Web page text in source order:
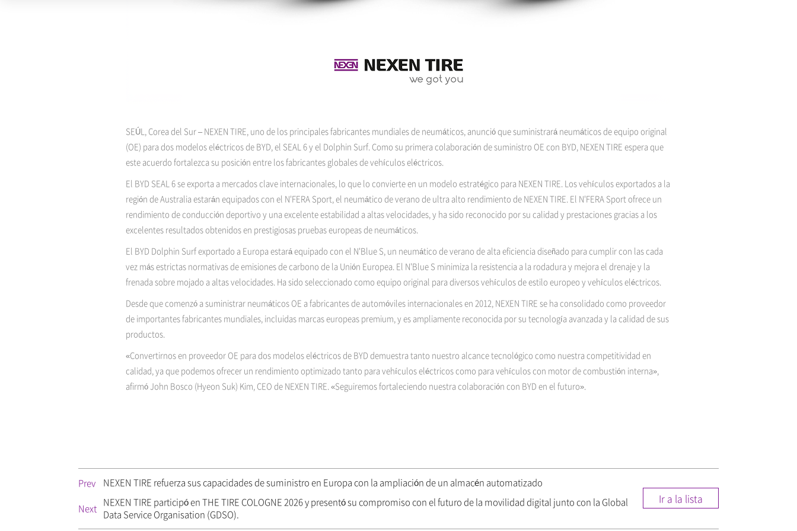
SEÚL, Corea del Sur – NEXEN TIRE, uno de los principales fabricantes mundiales de neumáticos, anunció que suministrará neumáticos de equipo original
(OE) para dos modelos eléctricos de BYD, el SEAL 6 y el Dolphin Surf. Como su primera colaboración de suministro OE con BYD, NEXEN TIRE espera que
este acuerdo fortalezca su posición entre los fabricantes globales de vehículos eléctricos.
El BYD SEAL 6 se exporta a mercados clave internacionales, lo que lo convierte en un modelo estratégico para NEXEN TIRE. Los vehículos exportados a la
región de Australia estarán equipados con el N'FERA Sport, el neumático de verano de ultra alto rendimiento de NEXEN TIRE. El N'FERA Sport ofrece un
rendimiento de conducción deportivo y una excelente estabilidad a altas velocidades, y ha sido reconocido por su calidad y prestaciones gracias a los
excelentes resultados obtenidos en prestigiosas pruebas europeas de neumáticos.
El BYD Dolphin Surf exportado a Europa estará equipado con el N'Blue S, un neumático de verano de alta eficiencia diseñado para cumplir con las cada
vez más estrictas normativas de emisiones de carbono de la Unión Europea. El N'Blue S minimiza la resistencia a la rodadura y mejora el drenaje y la
frenada sobre mojado a altas velocidades. Ha sido seleccionado como equipo original para diversos vehículos de estilo europeo y vehículos eléctricos.
Desde que comenzó a suministrar neumáticos OE a fabricantes de automóviles internacionales en 2012, NEXEN TIRE se ha consolidado como proveedor
de importantes fabricantes mundiales, incluidas marcas europeas premium, y es ampliamente reconocida por su tecnología avanzada y la calidad de sus
productos.
«Convertirnos en proveedor OE para dos modelos eléctricos de BYD demuestra tanto nuestro alcance tecnológico como nuestra competitividad en
calidad, ya que podemos ofrecer un rendimiento optimizado tanto para vehículos eléctricos como para vehículos con motor de combustión interna»,
afirmó John Bosco (Hyeon Suk) Kim, CEO de NEXEN TIRE. «Seguiremos fortaleciendo nuestra colaboración con BYD en el futuro».
Prev
NEXEN TIRE refuerza sus capacidades de suministro en Europa con la ampliación de un almacén automatizado
Next NEXEN TIRE participó en THE TIRE COLOGNE 2026 y presentó su compromiso con el futuro de la movilidad digital junto con la Global
Data Service Organisation (GDSO).
Ir a la lista